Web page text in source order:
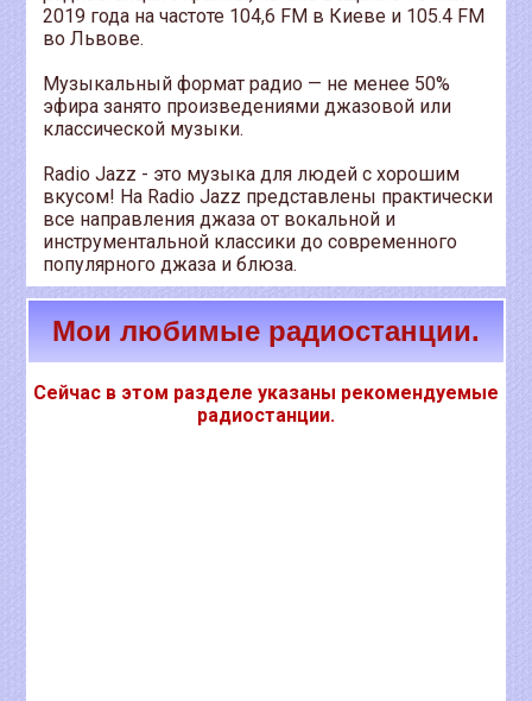
2019 года на частоте 104,6 FM в Киеве и 105.4 FM
во Львове.
Музыкальный формат радио — не менее 50%
эфира занято произведениями джазовой или
классической музыки.
Radio Jazz - это музыка для людей с хорошим
вкусом! На Radio Jazz представлены практически
все направления джаза от вокальной и
инструментальной классики до современного
популярного джаза и блюза.
Мои любимые радиостанции.
Сейчас в этом разделе указаны рекомендуемые
радиостанции.